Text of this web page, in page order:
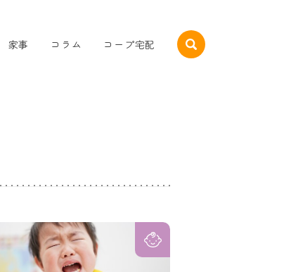
家事 コラム コープ宅配